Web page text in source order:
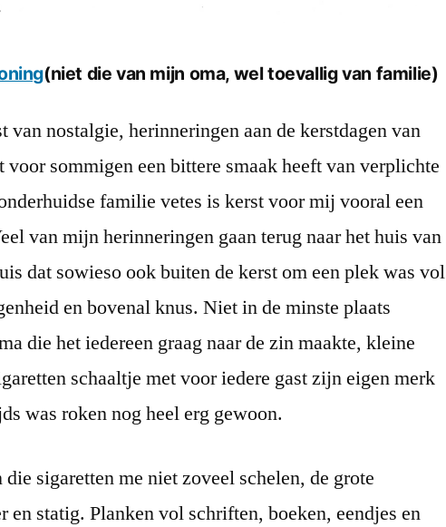
(niet die van mijn oma, wel toevallig van familie)
van nostalgie, herinneringen aan de kerstdagen van
voor sommigen een bittere smaak heeft van verplichte
familie vetes is kerst voor mij vooral een
van mijn herinneringen gaan terug naar het huis van
dat sowieso ook buiten de kerst om een plek was vol
en bovenal knus. Niet in de minste plaats
die het iedereen graag naar de zin maakte, kleine
schaaltje met voor iedere gast zijn eigen merk
was roken nog heel erg gewoon.
sigaretten me niet zoveel schelen, de grote
en statig. Planken vol schriften, boeken, eendjes en